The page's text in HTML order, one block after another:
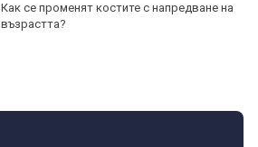
Как се променят костите с напредване на
възрастта?